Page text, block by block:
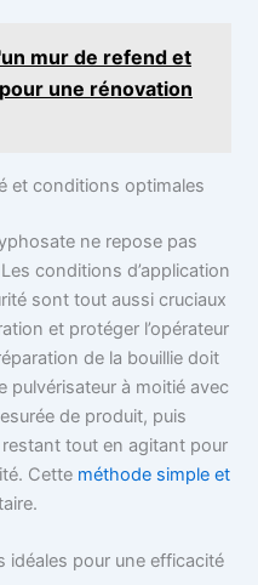
mur de refend et
une rénovation
et conditions optimales
ne repose pas
conditions d’application
sont tout aussi cruciaux
et protéger l’opérateur
de la bouillie doit
pulvérisateur à moitié avec
de produit, puis
restant tout en agitant pour
Cette méthode simple et
idéales pour une efficacité